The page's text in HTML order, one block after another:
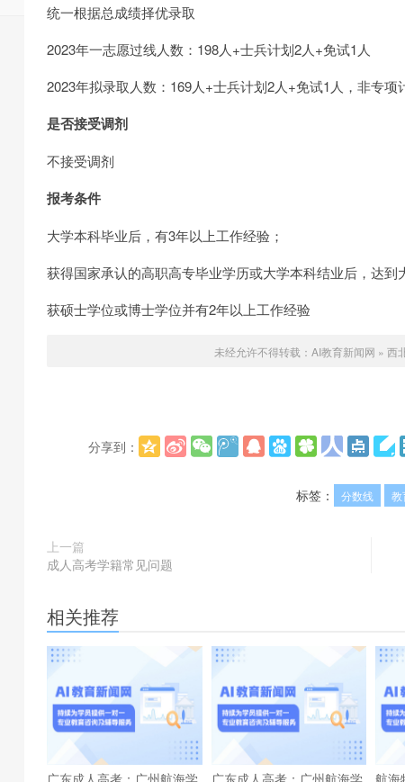
统一根据总成绩择优录取
2023年一志愿过线人数：198人+士兵计划2人+免试1人
2023年拟录取人数：169人+士兵计划2人+免试1人，非专项
是否接受调剂
不接受调剂
报考条件
大学本科毕业后，有3年以上工作经验；
获得国家承认的高职高专毕业学历或大学本科结业后，达到
获硕士学位或博士学位并有2年以上工作经验
未经允许不得转载： AI教育新闻网 » 西
分享到：
标签： 分数线 教
上一篇
成人高考学籍常见问题
相关推荐
广东成人高考：广州航海学 广东成人高考：广州航海学 航海